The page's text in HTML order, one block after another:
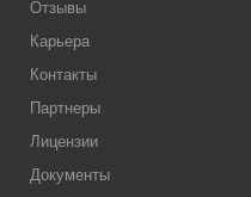
Отзывы
Карьера
Контакты
Партнеры
Лицензии
Документы